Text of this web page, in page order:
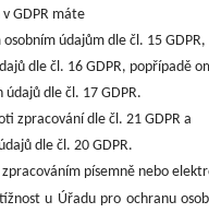
GDPR máte
údajům dle čl. 15 GDPR,
dle čl. 16 GDPR, popřípadě
údajů dle čl. 17 GDPR.
zpracování dle čl. 21 GDPR a
dle čl. 20 GDPR.
písemně nebo
u Úřadu pro ochranu